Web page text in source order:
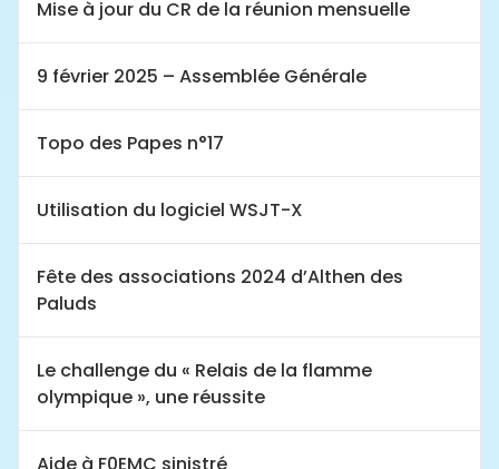
Mise à jour du CR de la réunion mensuelle
9 février 2025 – Assemblée Générale
Topo des Papes n°17
Utilisation du logiciel WSJT-X
Fête des associations 2024 d’Althen des
Paluds
Le challenge du « Relais de la flamme
olympique », une réussite